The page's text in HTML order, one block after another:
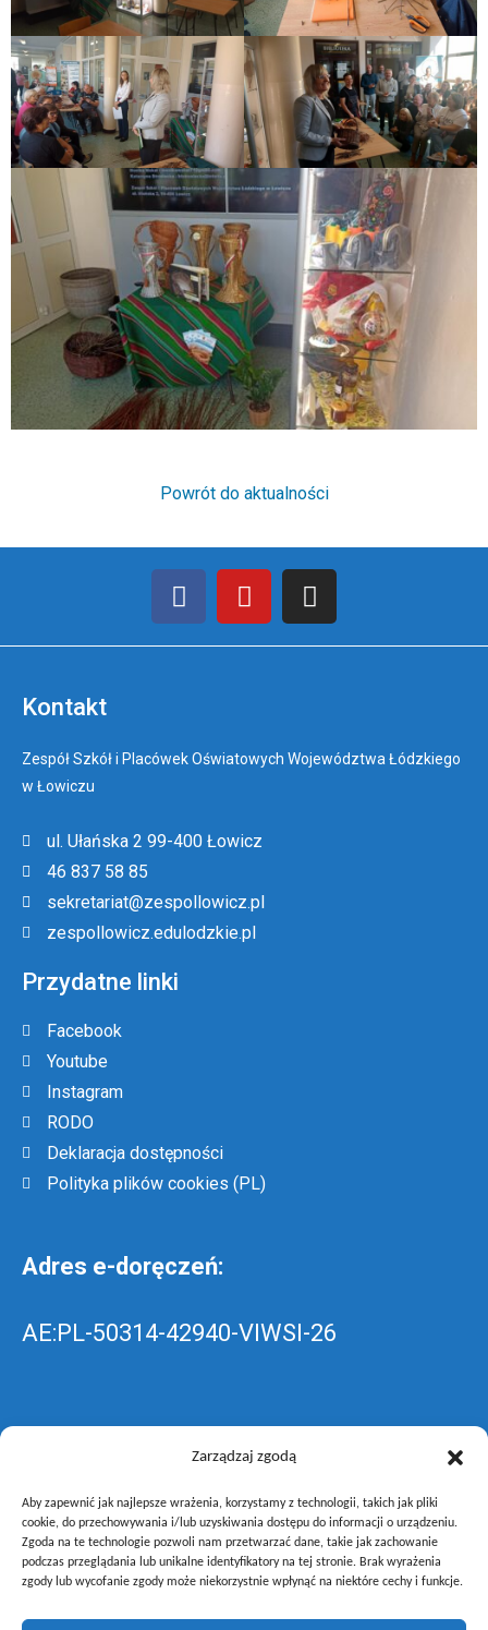
Zarządzaj zgodą
Aby zapewnić jak najlepsze wrażenia, korzystamy z technologii, takich jak pliki
cookie, do przechowywania i/lub uzyskiwania dostępu do informacji o urządzeniu.
Zgoda na te technologie pozwoli nam przetwarzać dane, takie jak zachowanie
podczas przeglądania lub unikalne identyfikatory na tej stronie. Brak wyrażenia
zgody lub wycofanie zgody może niekorzystnie wpłynąć na niektóre cechy i funkcje.
Powrót do aktualności
Kontakt
Zespół Szkół i Placówek Oświatowych Województwa Łódzkiego
w Łowiczu
ul. Ułańska 2 99-400 Łowicz
46 837 58 85
sekretariat@zespollowicz.pl
zespollowicz.edulodzkie.pl
Przydatne linki
Facebook
Youtube
Instagram
RODO
Deklaracja dostępności
Polityka plików cookies (PL)
Adres e-doręczeń:
AE:PL-50314-42940-VIWSI-26
Skrzynka EPUAP: ZespolLowicz
wyślij pismo ogólne do szkoły –poprzez
gov.pl